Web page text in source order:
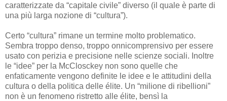
caratterizzate da “capitale civile” diverso (il quale è parte di
una più larga nozione di “cultura”).
Certo “cultura” rimane un termine molto problematico.
Sembra troppo denso, troppo onnicomprensivo per essere
usato con perizia e precisione nelle scienze sociali. Inoltre
le “idee” per la McClosckey non sono quelle che
enfaticamente vengono definite le idee e le attitudini della
cultura o della politica delle élite. Un “milione di ribellioni”
non è un fenomeno ristretto alle élite, bensì la